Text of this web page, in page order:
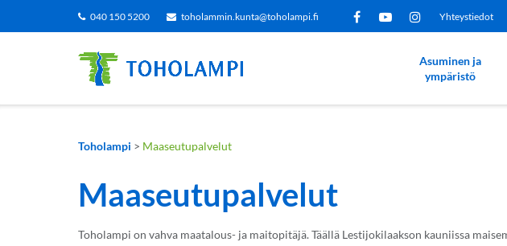
040 150 5200 toholammin.kunta@toholampi.fi Yhteystiedot
Asuminen ja
ympäristö
Toholampi > Maaseutupalvelut
Maaseutupalvelut
Toholampi on vahva maatalous- ja maitopitäjä. Täällä Lestijokilaakson kauniissa